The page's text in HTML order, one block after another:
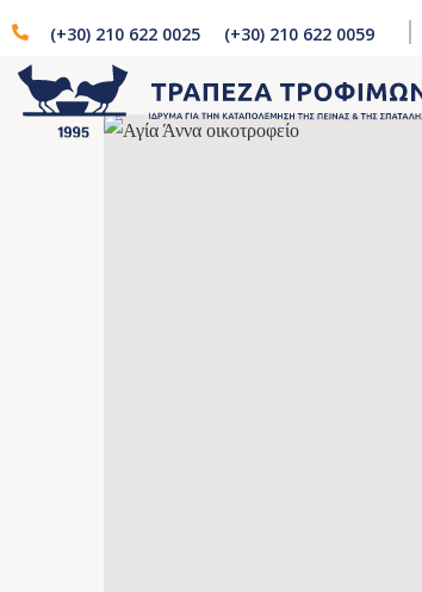
(+30) 210 622 0025 (+30) 210 622 0059